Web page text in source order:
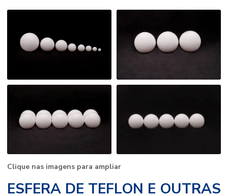
Clique nas imagens para ampliar
ESFERA DE TEFLON E OUTRAS